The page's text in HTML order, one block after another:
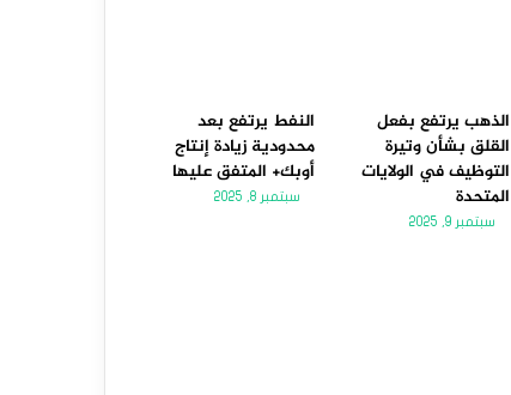
الذهب يرتفع بفعل
القلق بشأن وتيرة
التوظيف في الولايات
المتحدة
سبتمبر 9, 2025
النفط يرتفع بعد
محدودية زيادة إنتاج
أوبك+ المتفق عليها
سبتمبر 8, 2025